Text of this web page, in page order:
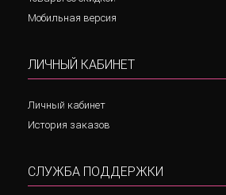
Мобильная версия
ЛИЧНЫЙ КАБИНЕТ
Личный кабинет
История заказов
СЛУЖБА ПОДДЕРЖКИ